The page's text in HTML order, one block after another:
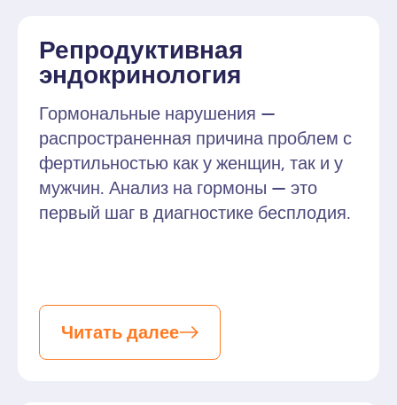
Репродуктивная
эндокринология
Гормональные нарушения —
распространенная причина проблем с
фертильностью как у женщин, так и у
мужчин. Анализ на гормоны — это
первый шаг в диагностике бесплодия.
Читать далее